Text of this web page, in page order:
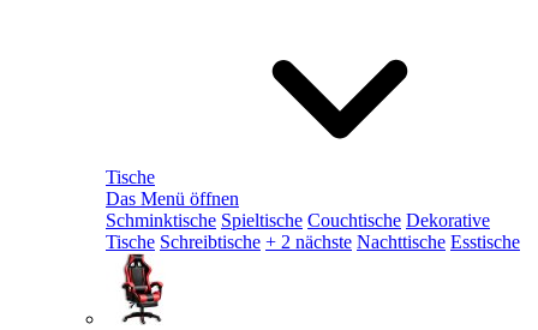
Tische
Das Menü öffnen
Schminktische Spieltische Couchtische Dekorative
Tische Schreibtische + 2 nächste Nachttische Esstische